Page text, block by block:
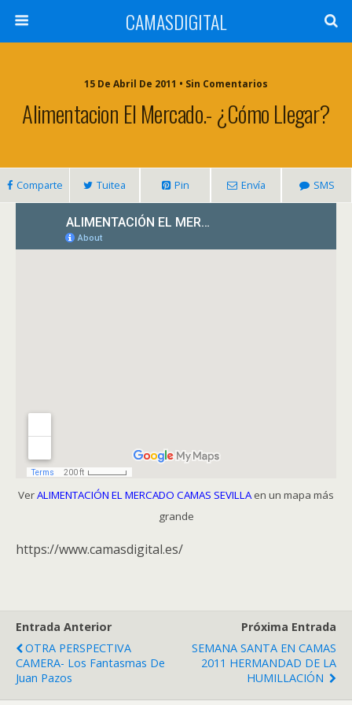
CAMASDIGITAL
15 De Abril De 2011 • Sin Comentarios
Alimentacion El Mercado.- ¿Cómo Llegar?
Comparte Tuitea Pin Envía SMS
VerALIMENTACIÓN EL MERCADO CAMAS SEVILLAen un mapa más
grande
https://www.camasdigital.es/
Entrada Anterior
OTRA PERSPECTIVA
CAMERA- Los Fantasmas De
Juan Pazos
Próxima Entrada
SEMANA SANTA EN CAMAS
2011 HERMANDAD DE LA
HUMILLACIÓN